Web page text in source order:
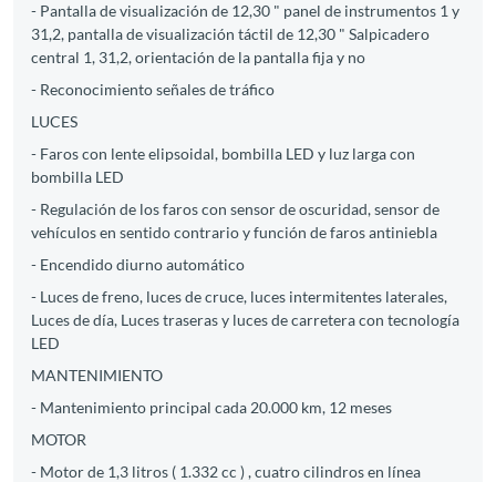
- Pantalla de visualización de 12,30 " panel de instrumentos 1 y
31,2, pantalla de visualización táctil de 12,30 " Salpicadero
central 1, 31,2, orientación de la pantalla fija y no
- Reconocimiento señales de tráfico
LUCES
- Faros con lente elipsoidal, bombilla LED y luz larga con
bombilla LED
- Regulación de los faros con sensor de oscuridad, sensor de
vehículos en sentido contrario y función de faros antiniebla
- Encendido diurno automático
- Luces de freno, luces de cruce, luces intermitentes laterales,
Luces de día, Luces traseras y luces de carretera con tecnología
LED
MANTENIMIENTO
- Mantenimiento principal cada 20.000 km, 12 meses
MOTOR
- Motor de 1,3 litros ( 1.332 cc ) , cuatro cilindros en línea